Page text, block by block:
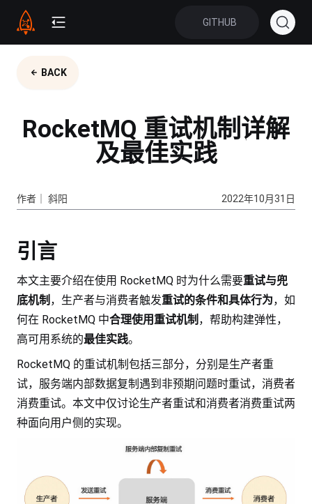
GITHUB
BACK
RocketMQ 重试机制详解
及最佳实践
作者｜ 斜阳 2022年10月31日
引言
本文主要介绍在使用 RocketMQ 时为什么需要重试与兜
底机制 ，生产者与消费者触发重试的条件和具体行为，如
何在 RocketMQ 中合理使用重试机制 ，帮助构建弹性，
高可用系统的最佳实践。
RocketMQ 的重试机制包括三部分，分别是生产者重
试，服务端内部数据复制遇到非预期问题时重试，消费者
消费重试。本文中仅讨论生产者重试和消费者消费重试两
种面向用户侧的实现。